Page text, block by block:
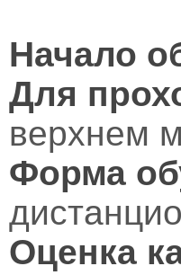
Начало
Для
верхнем
Форма
Оценка